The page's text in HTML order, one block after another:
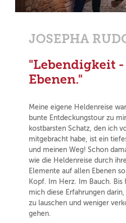
JOSEPHA
"Lebendigkeit
Ebenen."
Meine eigene Heldenreise
bunte Entdeckungstour zu
kostbarsten Schatz, den ich
mitgebracht habe, ist ein
und meinen Weg! Schon
wie die Heldenreise durch
Elemente auf allen Ebenen
Kopf. Im Herz. Im Bauch.
mich diese Erfahrungen
zu lauschen und weniger
gehen.